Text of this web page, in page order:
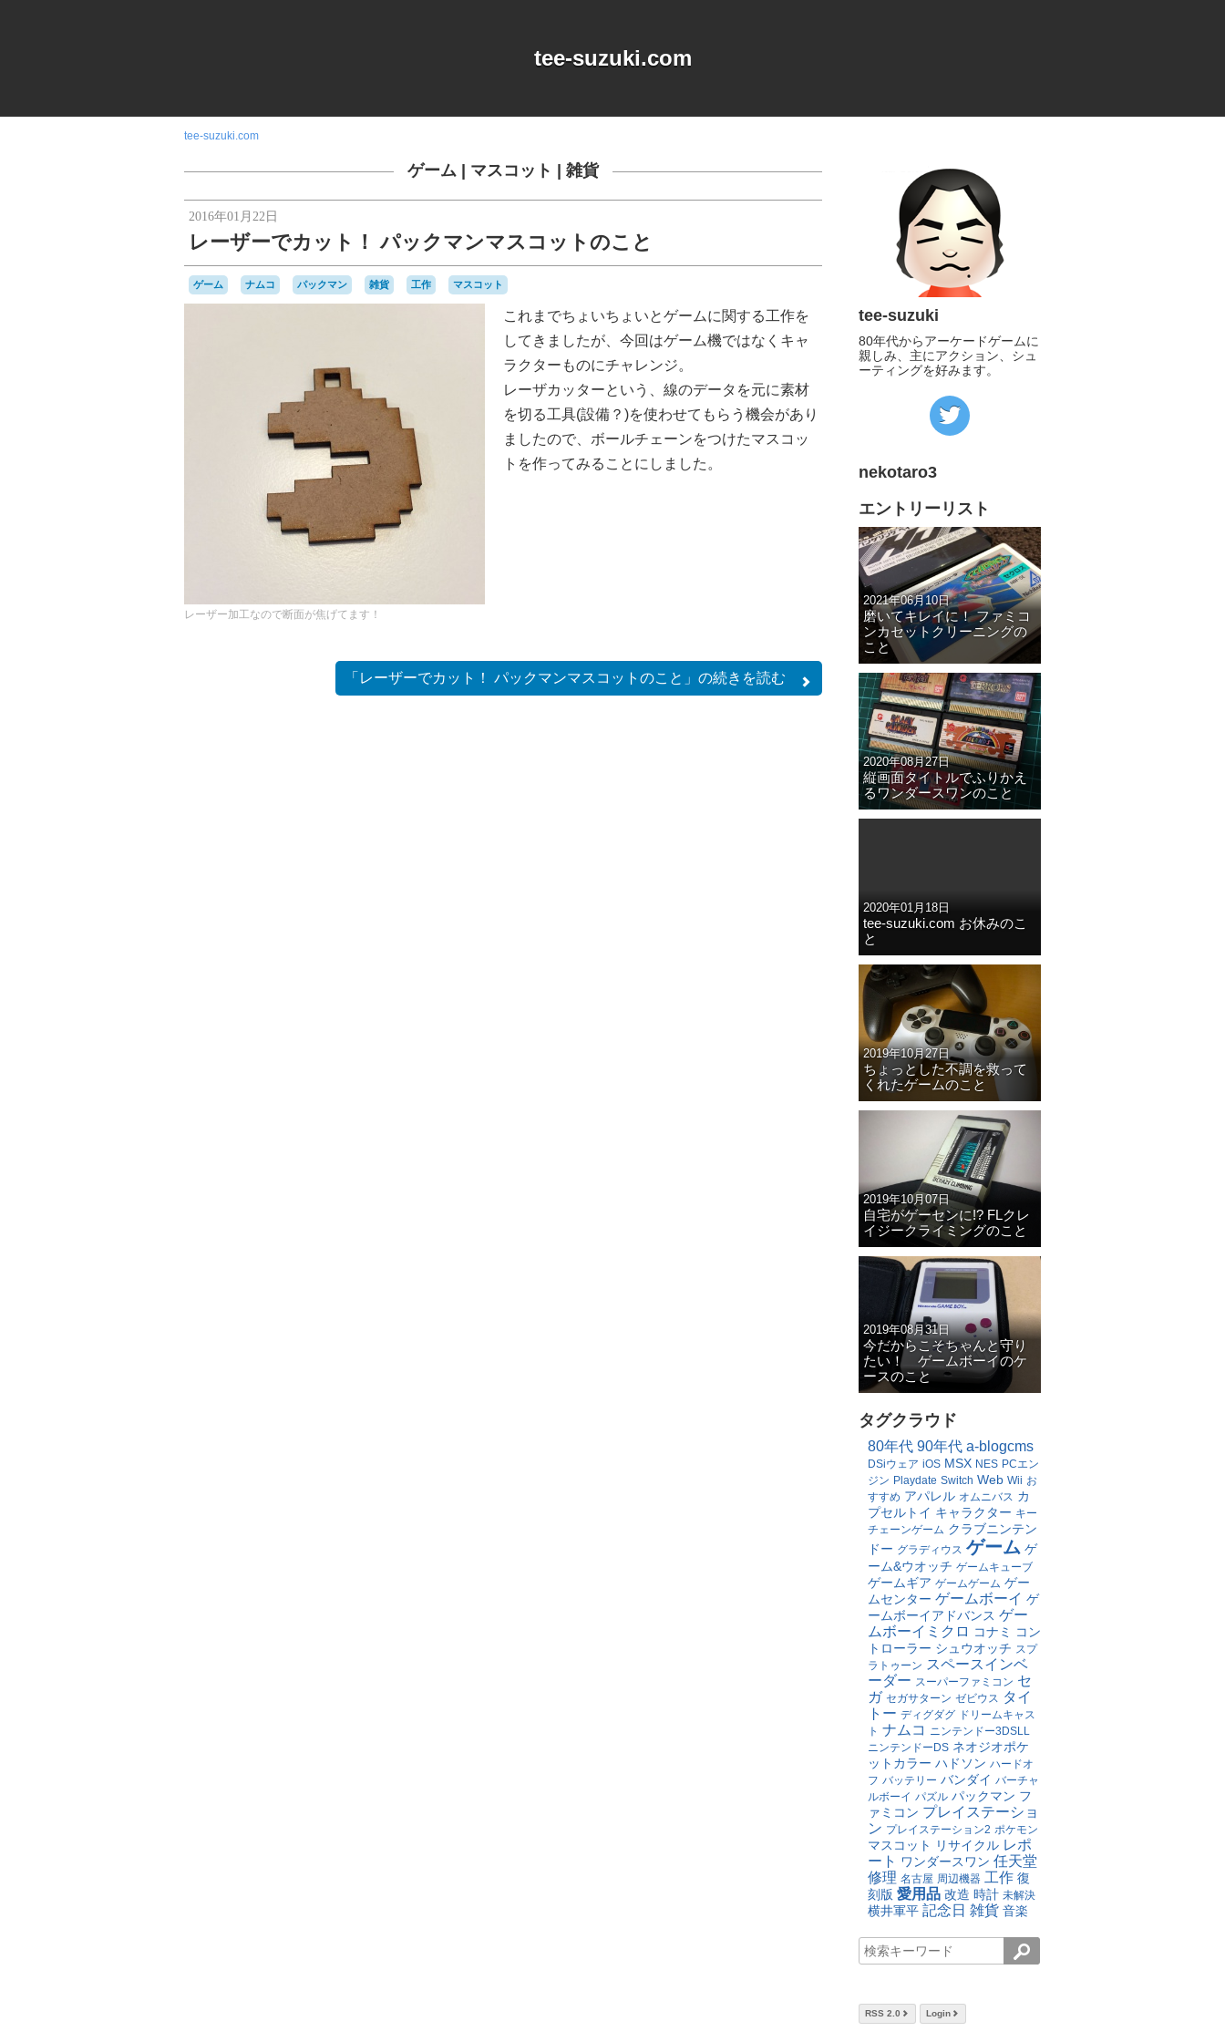
tee-suzuki.com
tee-suzuki.com
ゲーム マスコット 雑貨
2016年01月22日
レーザーでカット！ パックマンマスコットのこと
ゲーム ナムコ パックマン 雑貨 工作 マスコット
レーザー加工なので断面が焦げてます！
これまでちょいちょいとゲームに関する工作を
してきましたが、今回はゲーム機ではなくキャ
ラクターものにチャレンジ。
レーザカッターという、線のデータを元に素材
を切る工具(設備？)を使わせてもらう機会があり
ましたので、ボールチェーンをつけたマスコッ
トを作ってみることにしました。
「レーザーでカット！ パックマンマスコットのこと」の続きを読む
tee-suzuki
80年代からアーケードゲームに
親しみ、主にアクション、シュ
ーティングを好みます。
https://twitter.com/tee_suzuki
の
の
リ
ン
ク
nekotaro3
エントリーリスト
2021年06月10日
磨いてキレイに！ ファミコ
ンカセットクリーニングの
こと
2020年08月27日
縦画面タイトルでふりかえ
るワンダースワンのこと
2020年01月18日
tee-suzuki.com お休みのこ
と
2019年10月27日
ちょっとした不調を救って
くれたゲームのこと
2019年10月07日
自宅がゲーセンに!? FLクレ
イジークライミングのこと
2019年08月31日
今だからこそちゃんと守り
たい！ ゲームボーイのケ
ースのこと
タグクラウド
80年代 90年代 a-blogcms
DSiウェア iOS MSX NES PCエン
ジン Playdate Switch Web Wii お
すすめ アパレル オムニバス カ
プセルトイ キャラクター キー
チェーンゲーム クラブニンテン
ドー グラディウス ゲーム ゲ
ーム&ウオッチ ゲームキューブ
ゲームギア ゲームゲーム ゲー
ムセンター ゲームボーイ ゲ
ームボーイアドバンス ゲー
ムボーイミクロ コナミ
コン
トローラー シュウオッチ スプ
ラトゥーン スペースインベ
ーダー スーパーファミコン セ
ガ セガサターン ゼビウス タイ
トー ディグダグ ドリームキャス
ト ナムコ ニンテンドー3DSLL
ニンテンドーDS ネオジオポケ
ットカラー ハドソン ハードオ
フ バッテリー バンダイ バーチャ
ルボーイ パズル パックマン フ
ァミコン プレイステーショ
ン プレイステーション2 ポケモン
マスコット リサイクル レポ
ート ワンダースワン 任天堂
修理 名古屋 周辺機器 工作 復
刻版 愛用品 改造 時計 未解決
横井軍平 記念日 雑貨 音楽
RSS 2.0 Login